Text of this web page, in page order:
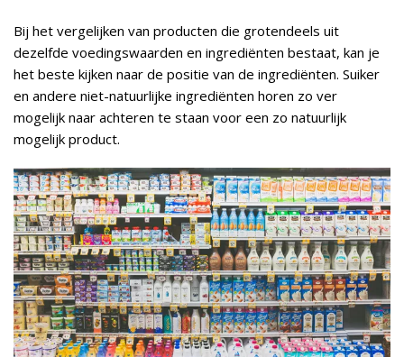
Bij het vergelijken van producten die grotendeels uit
dezelfde voedingswaarden en ingrediënten bestaat, kan je
het beste kijken naar de positie van de ingrediënten. Suiker
en andere niet-natuurlijke ingrediënten horen zo ver
mogelijk naar achteren te staan voor een zo natuurlijk
mogelijk product.